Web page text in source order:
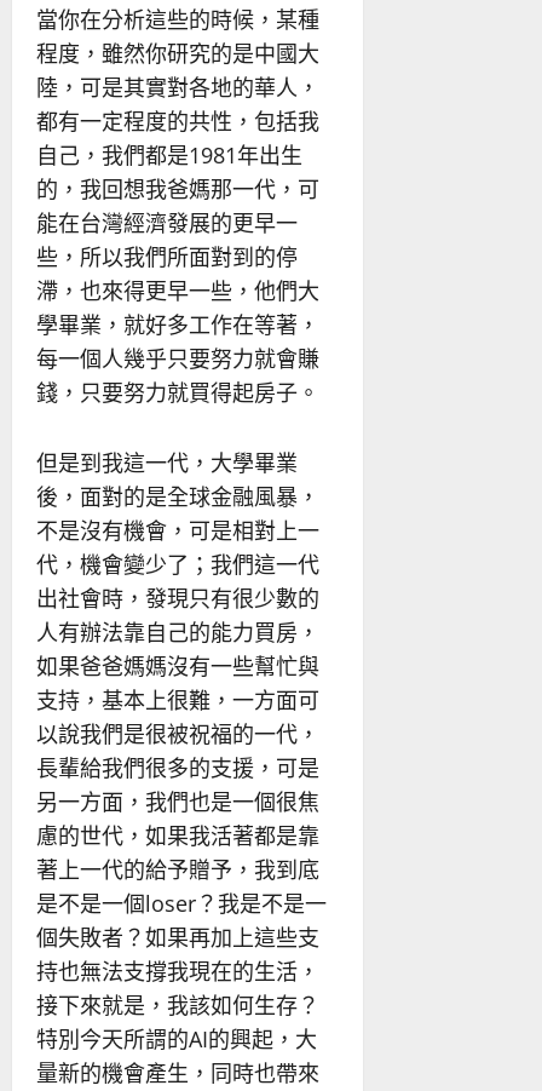
當你在分析這些的時候，某種
程度，雖然你研究的是中國大
陸，可是其實對各地的華人，
都有一定程度的共性，包括我
自己，我們都是1981年出生
的，我回想我爸媽那一代，可
能在台灣經濟發展的更早一
些，所以我們所面對到的停
滯，也來得更早一些，他們大
學畢業，就好多工作在等著，
每一個人幾乎只要努力就會賺
錢，只要努力就買得起房子。
但是到我這一代，大學畢業
後，面對的是全球金融風暴，
不是沒有機會，可是相對上一
代，機會變少了；我們這一代
出社會時，發現只有很少數的
人有辦法靠自己的能力買房，
如果爸爸媽媽沒有一些幫忙與
支持，基本上很難，一方面可
以說我們是很被祝福的一代，
長輩給我們很多的支援，可是
另一方面，我們也是一個很焦
慮的世代，如果我活著都是靠
著上一代的給予贈予，我到底
是不是一個loser？我是不是一
個失敗者？如果再加上這些支
持也無法支撐我現在的生活，
接下來就是，我該如何生存？
特別今天所謂的AI的興起，大
量新的機會產生，同時也帶來